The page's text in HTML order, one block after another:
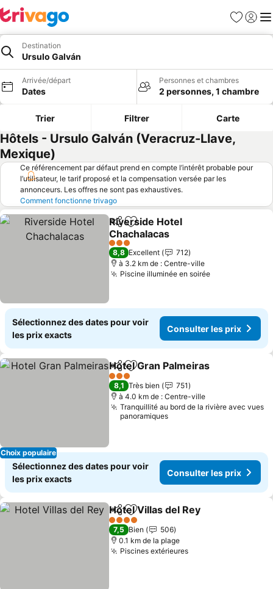
Favoris
Se
Destination
Ursulo Galván
Arrivée/départ
Dates
Personnes et chambres
2 personnes, 1 chambre
Trier Filtrer Carte
Hôtels - Ursulo Galván (Veracruz-Llave,
Mexique)
Ce référencement par défaut prend en compte l’intérêt probable pour
l’utilisateur, le tarif proposé et la compensation versée par les
annonceurs. Les offres ne sont pas exhaustives.
Comment fonctionne trivago
PartagerAjouter à mes favoris
Riverside Hotel
Chachalacas
Consulter les prix
3 Étoiles
8,8 Excellent
712
à 3.2 km de : Centre-ville
Piscine illuminée en soiréeConsulter
Sélectionnez des dates pour voir
les prix exacts
Consulter les prix
Choix populaire
PartagerAjouter à mes favoris
Hotel Gran Palmeiras
3 Étoiles
8,1 Très bien
751
à 4.0 km de : Centre-ville
Tranquillité au bord de la rivière avec vues
panoramiques
Sélectionnez des dates pour voir
les prix exacts
Consulter les prix
PartagerAjouter à mes favoris
Hotel Villas del Rey
4 Étoiles
7,5 Bien
506
0.1 km de la plage
Piscines extérieuresConsulter les prix